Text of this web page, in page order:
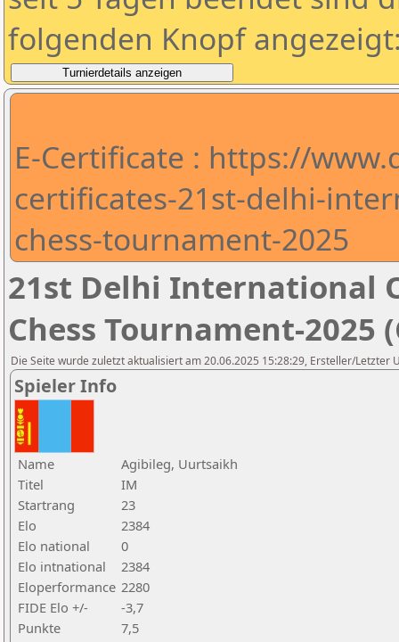
folgenden Knopf
E-Certificate : https://
certificates-21st-delhi-
chess-tournament-2025
21st Delhi International
Chess Tournament-2025
Die Seite wurde zuletzt aktualisiert am 20.06.2025 15:28:29, Ersteller/Letzter
Spieler Info
Name
Agibileg, Uurtsaikh
Titel
IM
Startrang
23
Elo
2384
Elo national
0
Elo intnational
2384
Eloperformance 2280
FIDE Elo +/-
-3,7
Punkte
7,5